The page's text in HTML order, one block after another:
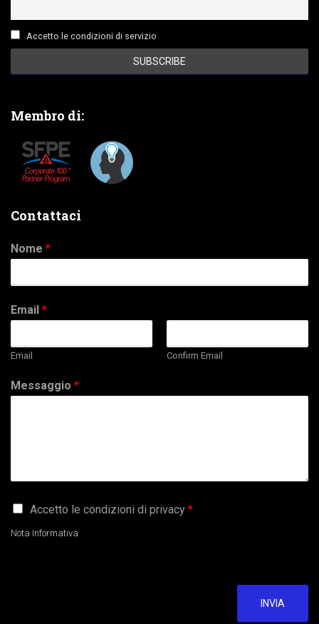
Accetto le condizioni di servizio
Membro di:
Contattaci
Nome *
Email *
Email Confirm Email
Messaggio *
G
P
Accetto le condizioni di privacy *
Nota Informativa
INVIA